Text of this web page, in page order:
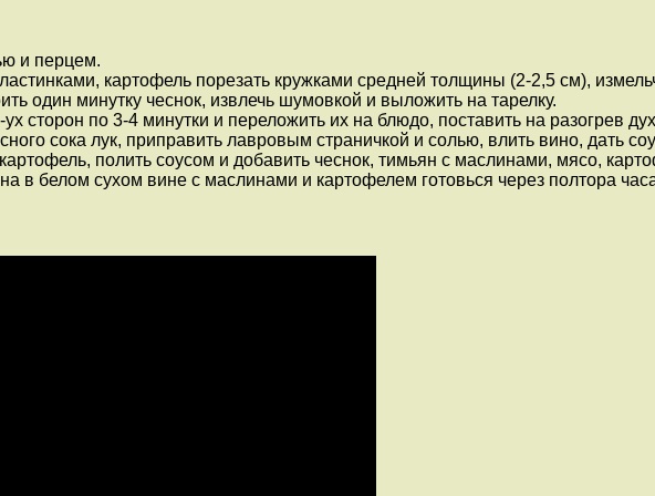
и перцем.
картофель порезать кружками средней толщины (2-2,5 см),
один минутку чеснок, извлечь шумовкой и выложить на тарелку.
сторон по 3-4 минутки и переложить их на блюдо, поставить на разогрев
сока лук, приправить лавровым страничкой и солью, влить вино, дать
полить соусом и добавить чеснок, тимьян с маслинами, мясо,
в белом сухом вине с маслинами и картофелем готовься через полтора